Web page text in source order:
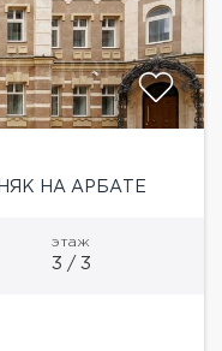
НА АРБАТЕ
этаж
3 / 3